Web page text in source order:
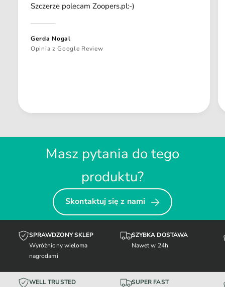
Szczerze polecam Zoopers.pl:-)
Gerda Nogal
Opinia z Google Review
Masz pytania do tego
produktu?
Skontaktuj się z nami
SPRAWDZONY SKLEP
Wyróżniony wieloma
nagrodami
SZYBKA DOSTAWA
Nawet w 24h
WELL TRUSTED
SUPER FAST